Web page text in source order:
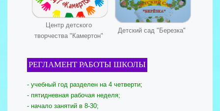
Центр детского
творчества "Камертон"
Детский сад "Березка"
РЕГЛАМЕНТ РАБОТЫ ШКОЛЫ
- учебный год разделен на 4 четверти;
- пятидневная рабочая неделя;
- начало занятий в 8-30;